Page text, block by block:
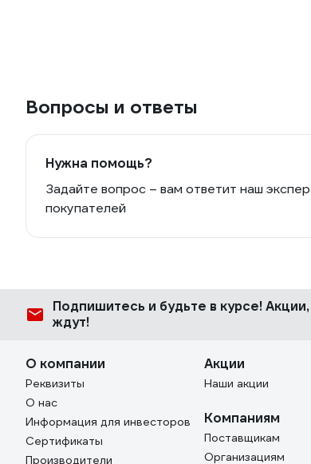
Вопросы и ответы
Нужна помощь?
Задайте вопрос – вам ответит наш
покупателей
Подпишитесь и будьте в курсе!
ждут!
О компании
Реквизиты
О нас
Информация для инвесторов
Сертификаты
Производители
Акции
Наши акции
Компаниям
Поставщикам
Организациям